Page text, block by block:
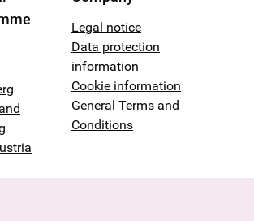
Legal notice
Data protection
information
Cookie information
General Terms and
Conditions